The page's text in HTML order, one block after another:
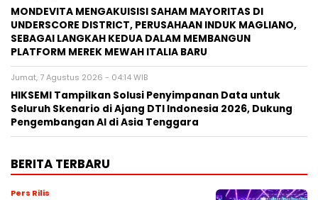
MONDEVITA MENGAKUISISI SAHAM MAYORITAS DI
UNDERSCORE DISTRICT, PERUSAHAAN INDUK MAGLIANO,
SEBAGAI LANGKAH KEDUA DALAM MEMBANGUN
PLATFORM MEREK MEWAH ITALIA BARU
Jumat, 7 Agustus 2026 - 04:14 WIB
HIKSEMI Tampilkan Solusi Penyimpanan Data untuk
Seluruh Skenario di Ajang DTI Indonesia 2026, Dukung
Pengembangan AI di Asia Tenggara
BERITA TERBARU
Pers Rilis